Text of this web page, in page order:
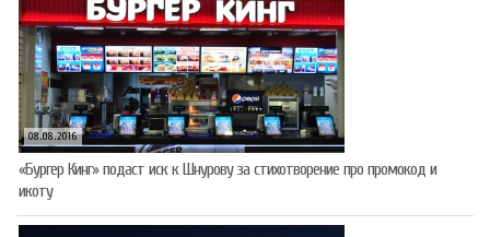
08.08.2016
«Бургер Кинг» подаст иск к Шнурову за стихотворение про промокод и
икоту